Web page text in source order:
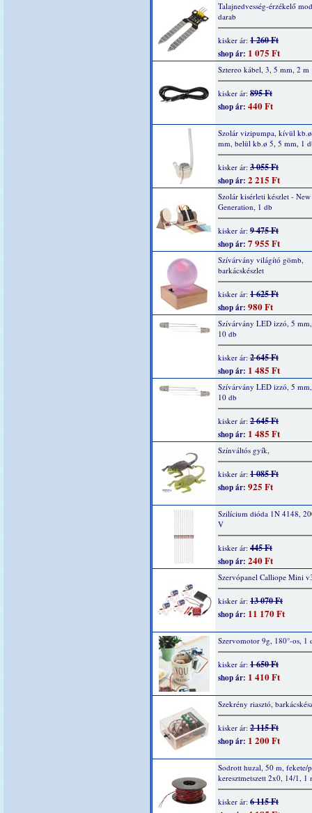
Talajnedvesség-érzékelő
darab
kisker ár: 1 260 Ft
shop ár: 1 075 Ft
Sztereo kábel, 3, 5 mm, 2 m
kisker ár: 895 Ft
shop ár: 440 Ft
Szolár vizipumpa, kívül
mm, belül kb.ø 5, 5 mm, 1
kisker ár: 3 055 Ft
shop ár: 2 215 Ft
Szolár kisérleti készlet - New
Generation, 1 db
kisker ár: 9 475 Ft
shop ár: 7 955 Ft
Szívárvány világító gömb,
barkácskészlet
kisker ár: 1 625 Ft
shop ár: 980 Ft
Szívárvány LED izzó, 5
10 db
kisker ár: 2 645 Ft
shop ár: 1 485 Ft
Szívárvány LED izzó, 5
10 db
kisker ár: 2 645 Ft
shop ár: 1 485 Ft
Színváltós gyík,
kisker ár: 1 085 Ft
shop ár: 925 Ft
Szilícium dióda 1N 4148,
V
kisker ár: 445 Ft
shop ár: 240 Ft
Szervópanel Calliope Mini
kisker ár: 13 070 Ft
shop ár: 11 170 Ft
Szervomotor 9g, 180°-os, 1
kisker ár: 1 650 Ft
shop ár: 1 410 Ft
Szekrény riasztó,
kisker ár: 2 115 Ft
shop ár: 1 200 Ft
Sodrott huzal, 50 m, fekete/
keresztmetszett 2x0, 14/1, 1
kisker ár: 6 115 Ft